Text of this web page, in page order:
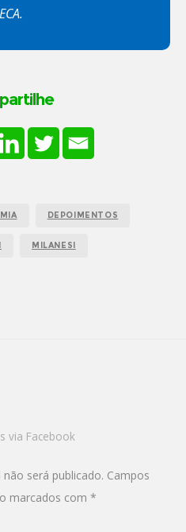
DEPOIMENTOS
MILANESI
via Facebook
será publicado. Campos
marcados com *